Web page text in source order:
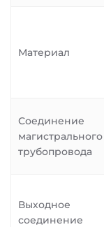
Материал
Соединение
магистрального
трубопровода
Выходное
соединение